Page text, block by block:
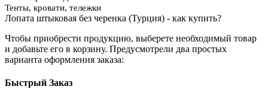
Тенты, кровати, тележки
Лопата штыковая без черенка (Турция) - как купить?
Чтобы приобрести продукцию, выберете необходимый товар
и добавьте его в корзину. Предусмотрели два простых
варианта оформления заказа:
Быстрый Заказ